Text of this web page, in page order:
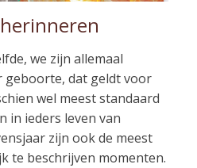
we zijn allemaal
geboorte, dat geldt voor
wel meest standaard
in ieders leven van
zijn ook de meest
te beschrijven momenten.